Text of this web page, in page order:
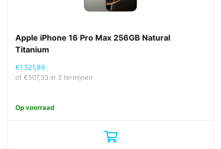
Apple iPhone 16 Pro Max 256GB Natural
Titanium
€1.521,99
of €507,33 in 3 termijnen
Op voorraad